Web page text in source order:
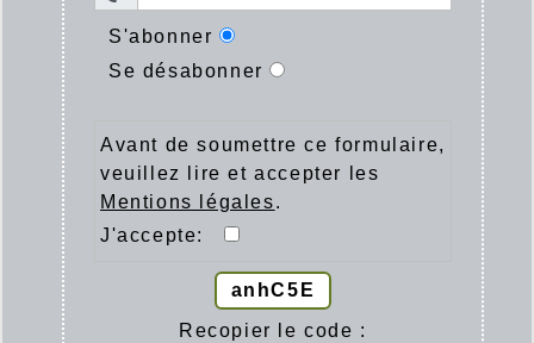
S'abonner
Se désabonner
Avant de soumettre ce formulaire,
veuillez lire et accepter les
Mentions légales.
J'accepte:
anhC5E
Recopier le code :